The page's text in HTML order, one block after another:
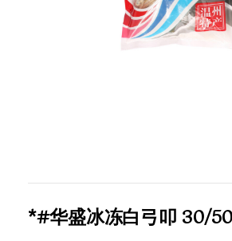
*#华盛冰冻白弓叩 30/